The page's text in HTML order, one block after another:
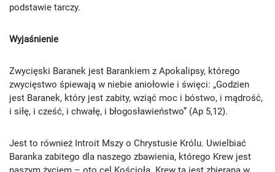
podstawie tarczy.
Wyjaśnienie
Zwycięski Baranek jest Barankiem z Apokalipsy, którego
zwycięstwo śpiewają w niebie aniołowie i święci: „Godzien
jest Baranek, który jest zabity, wziąć moc i bóstwo, i mądrość,
i siłę, i cześć, i chwałę, i błogosławieństwo” (Ap 5,12).
Jest to również Introit Mszy o Chrystusie Królu. Uwielbiać
Baranka zabitego dla naszego zbawienia, którego Krew jest